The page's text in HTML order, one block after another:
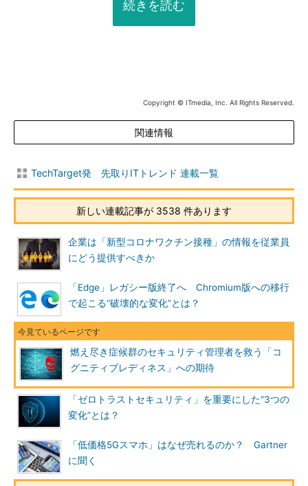
続きを読む
Copyright © ITmedia, Inc. All Rights Reserved.
関連情報
TechTarget発 先取りITトレンド 連載一覧
新しい連載記事が 3538 件あります
企業は「新型コロナワクチン接種」の情報を従業員
にどう提供すべきか
「Edge」レガシー版終了へ Chromium版への移行
で起こる“破壊的な変化”とは？
燃え尽き症候群のセキュリティ管理者を救う「コ
グニティブレディネス」への期待
「ゼロトラストセキュリティ」を重要にした“3つの
変化”とは？
「低価格5Gスマホ」はなぜ売れるのか？ Gartner
に聞く